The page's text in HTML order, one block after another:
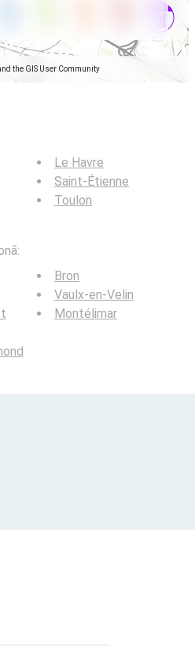
the GIS User Community
Le Havre
Saint-Étienne
Toulon
Bron
Vaulx-en-Velin
Montélimar